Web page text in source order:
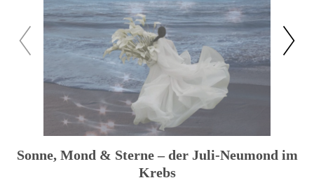
Sonne, Mond & Sterne – der Juli-Neumond im
Krebs
zuück weiter